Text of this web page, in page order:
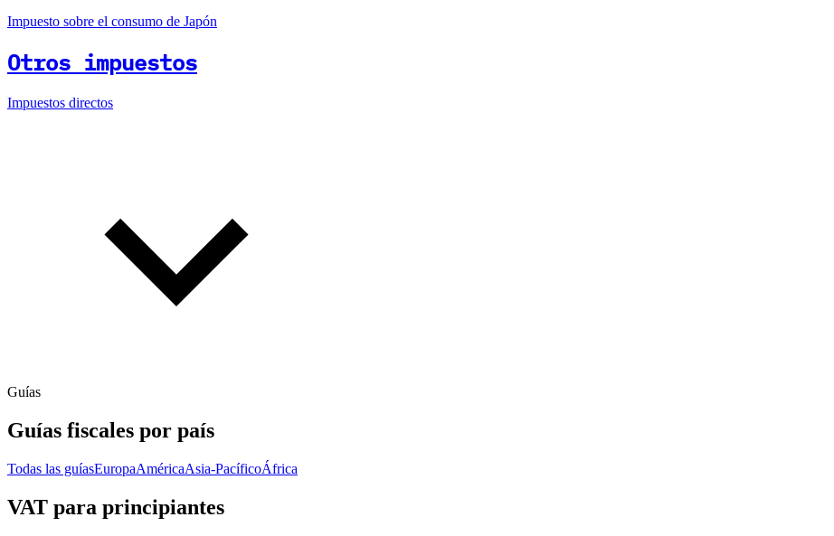
Impuesto sobre el consumo de Japón
Otros impuestos
Impuestos directos
Guías
Guías fiscales por país
Todas las guíasEuropaAméricaAsia-PacíficoÁfrica
VAT para principiantes